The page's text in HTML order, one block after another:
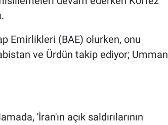
Emirlikleri (BAE) olurken, onu
ve Ürdün takip ediyor; Umman
'İran'ın açık saldırılarının